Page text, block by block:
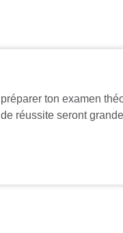
ton examen
réussite seront